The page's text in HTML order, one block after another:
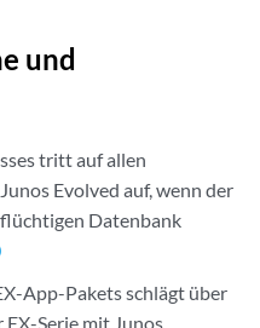
und
tritt auf allen
Evolved auf, wenn der
Datenbank
App-Pakets schlägt über
Serie mit Junos